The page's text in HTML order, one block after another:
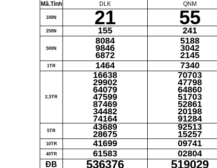
Mã.Tỉnh
100N
250N
500N
1TR
2,5TR
5TR
10TR
40TR
ĐB
DLK
21
155
8084
9846
6872
1464
16638
29902
64079
47599
87469
34482
74164
43689
28675
41699
61583
536376
QNM
55
241
5188
3042
2145
7340
70703
47798
64860
51703
52861
20198
91284
92513
15257
09741
02804
519029